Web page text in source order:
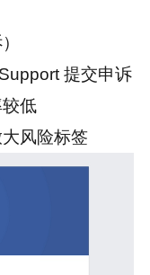
提交申诉
低
风险标签